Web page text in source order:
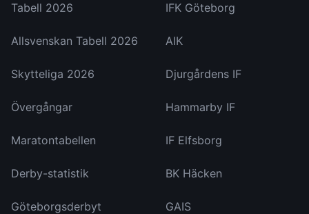
Tabell 2026
Allsvenskan Tabell 2026
Skytteliga 2026
Övergångar
Maratontabellen
Derby-statistik
Göteborgsderbyt
IFK Göteborg
AIK
Djurgårdens IF
Hammarby IF
IF Elfsborg
BK Häcken
GAIS